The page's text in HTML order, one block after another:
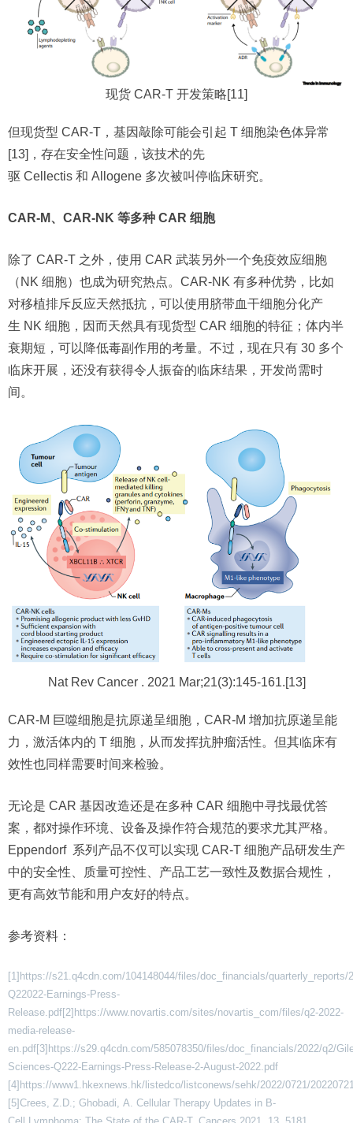
现货 CAR-T 开发策略[11]
但现货型 CAR-T，基因敲除可能会引起 T 细胞染色体异常
[13]，存在安全性问题，该技术的先
驱 Cellectis 和 Allogene 多次被叫停临床研究。
CAR-M、CAR-NK 等多种 CAR 细胞
除了 CAR-T 之外，使用 CAR 武装另外一个免疫效应细胞
（NK 细胞）也成为研究热点。CAR-NK 有多种优势，比如
对移植排斥反应天然抵抗，可以使用脐带血干细胞分化产
生 NK 细胞，因而天然具有现货型 CAR 细胞的特征；体内半
衰期短，可以降低毒副作用的考量。不过，现在只有 30 多个
临床开展，还没有获得令人振奋的临床结果，开发尚需时
间。
Nat Rev Cancer . 2021 Mar;21(3):145-161.[13]
CAR-M 巨噬细胞是抗原递呈细胞，CAR-M 增加抗原递呈能
力，激活体内的 T 细胞，从而发挥抗肿瘤活性。但其临床有
效性也同样需要时间来检验。
无论是 CAR 基因改造还是在多种 CAR 细胞中寻找最优答
案，都对操作环境、设备及操作符合规范的要求尤其严格。
Eppendorf 系列产品不仅可以实现 CAR-T 细胞产品研发生产
中的安全性、质量可控性、产品工艺一致性及数据合规性，
更有高效节能和用户友好的特点。
参考资料：
[1]https://s21.q4cdn.com/104148044/files/doc_financials/quarterly_reports/
Q22022-Earnings-Press-
Release.pdf[2]https://www.novartis.com/sites/novartis_com/files/q2-2022-
media-release-
en.pdf[3]https://s29.q4cdn.com/585078350/files/doc_financials/2022/q2/
Sciences-Q222-Earnings-Press-Release-2-August-2022.pdf
[4]https://www1.hkexnews.hk/listedco/listconews/sehk/2022/0721/
[5]Crees, Z.D.; Ghobadi, A. Cellular Therapy Updates in B-